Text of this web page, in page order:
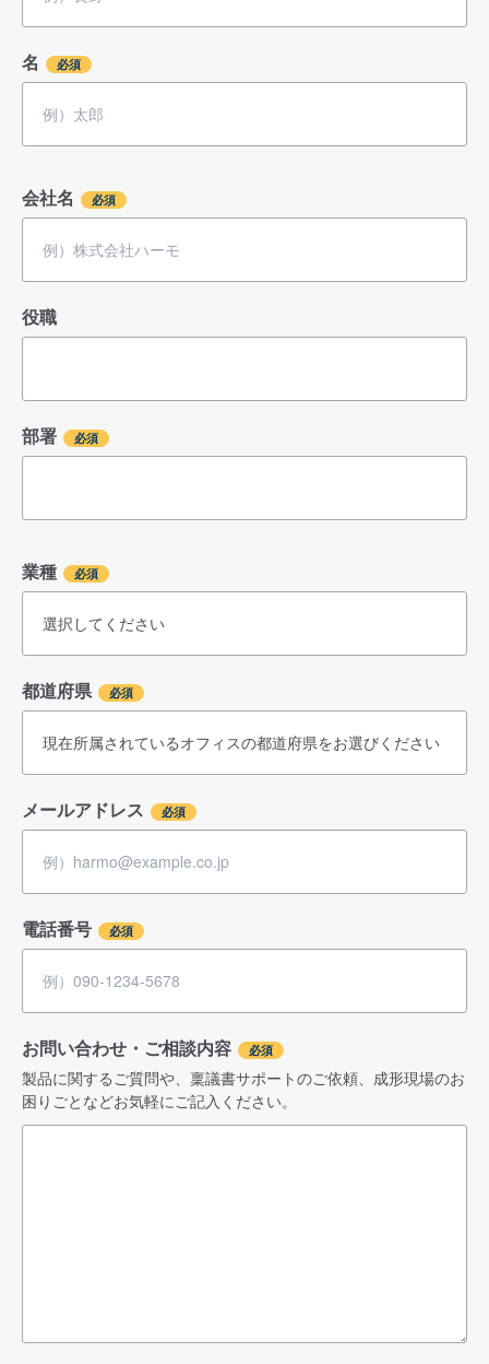
名
会社名
役職
部署
業種
都道府県
メールアドレス
電話番号
お問い合わせ・ご相談内容
製品に関するご質問や、稟議書サポートのご依頼、成形現場のお
困りごとなどお気軽にご記入ください。